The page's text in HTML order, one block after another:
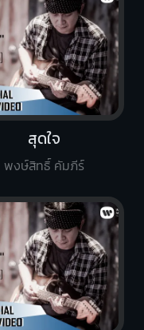
สุดใจ
พงษ์สิทธิ์ คัมภีร์